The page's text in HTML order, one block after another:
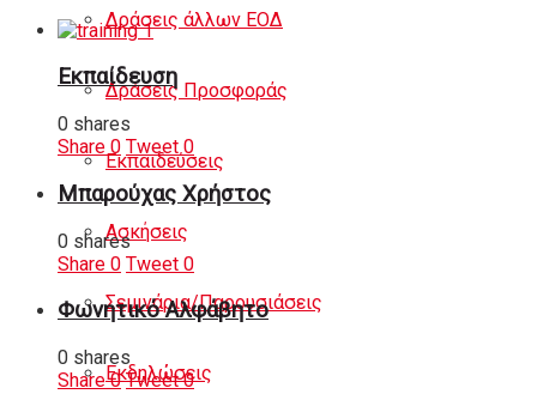
Δράσεις άλλων ΕΟΔ
Δράσεις Προσφοράς
Εκπαιδεύσεις
Ασκήσεις
Σεμινάρια/Παρουσιάσεις
Εκδηλώσεις
Εκπαίδευση
0 shares
Share 0 Tweet 0
Μπαρούχας Χρήστος
0 shares
Share 0 Tweet 0
Φωνητικό Αλφάβητο
0 shares
Share 0 Tweet 0